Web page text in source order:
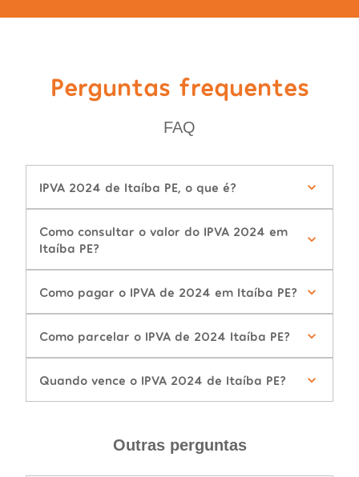
Perguntas frequentes
FAQ
IPVA 2024 de Itaíba PE, o que é?
Como consultar o valor do IPVA 2024 em
Itaíba PE?
Como pagar o IPVA de 2024 em Itaíba PE?
Como parcelar o IPVA de 2024 Itaíba PE?
Quando vence o IPVA 2024 de Itaíba PE?
Outras perguntas